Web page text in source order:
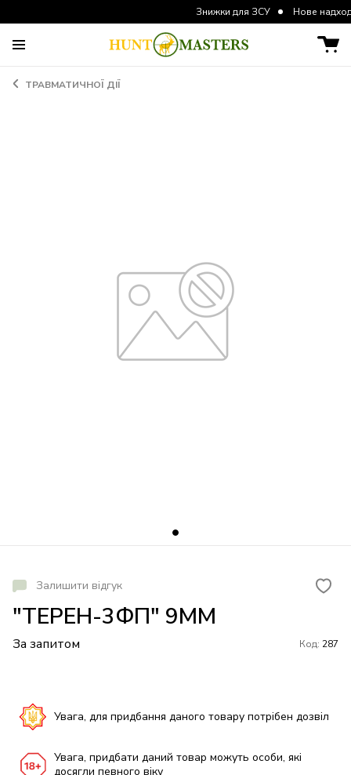
Знижки для ЗСУ Нове
ТРАВМАТИЧНОЇ ДІЇ
Залишити відгук
"ТЕРЕН-3ФП" 9ММ
За запитом Код: 287
Увага, для придбання даного товару потрібен дозвіл
Увага, придбати даний товар можуть особи, які
досягли певного віку